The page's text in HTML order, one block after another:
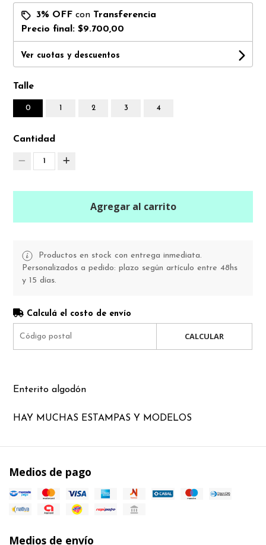
3% OFF con Transferencia
Precio final:$9.700,00
Ver cuotas y descuentos
Talle
0 1 2 3 4
Cantidad
1
Agregar al carrito
Productos en stock con entrega inmediata.
Personalizados a pedido: plazo según artículo entre 48hs
y 15 días.
Calculá el costo de envío
CALCULAR
Enterito algodón
HAY MUCHAS ESTAMPAS Y MODELOS
Medios de pago
Medios de envío